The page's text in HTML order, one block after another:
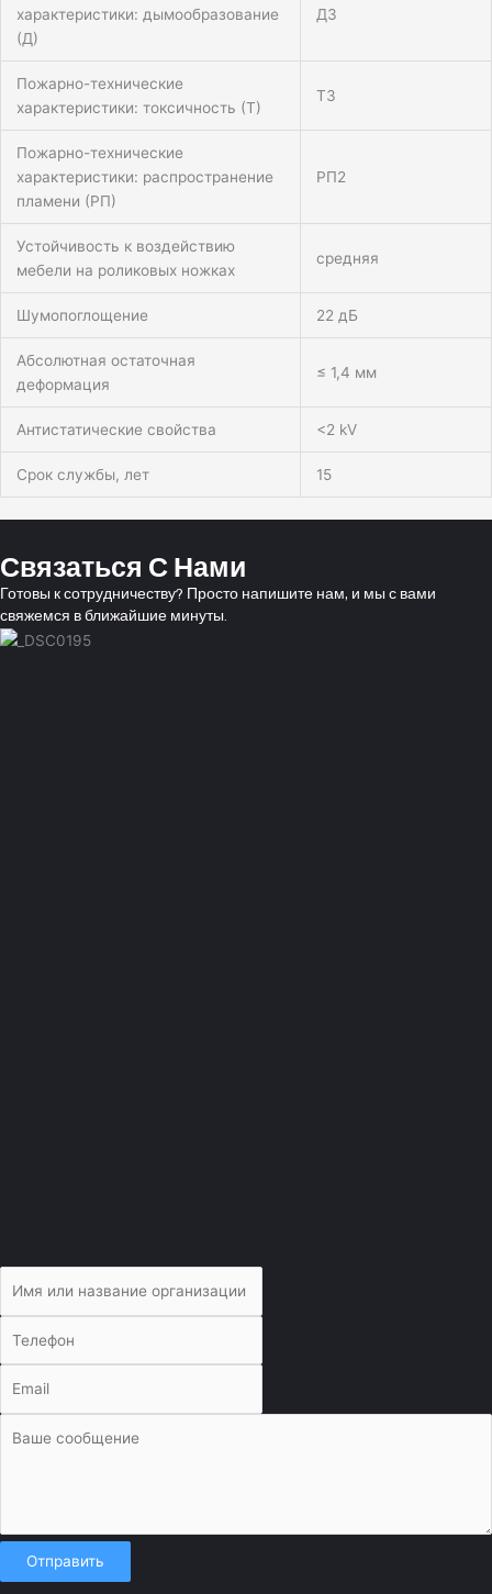
характеристики: дымообразование
(Д)
Д3
Пожарно-технические
характеристики: токсичность (Т)
Т3
Пожарно-технические
характеристики: распространение
пламени (РП)
РП2
Устойчивость к воздействию
мебели на роликовых ножках
средняя
Шумопоглощение 22 дБ
Абсолютная остаточная
деформация
≤ 1,4 мм
Антистатические свойства <2 kV
Срок службы, лет 15
Связаться С Нами
Готовы к сотрудничеству? Просто напишите нам, и мы с вами
свяжемся в ближайшие минуты.
Отправить